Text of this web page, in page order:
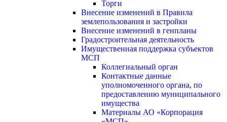
Торги
Внесение изменений в Правила
землепользования и застройки
Внесение изменений в генпланы
Градостроительная деятельность
Имущественная поддержка субъектов
МСП
Коллегиальный орган
Контактные данные
уполномоченного органа, по
предоставлению муниципального
имущества
Материалы АО «Корпорация